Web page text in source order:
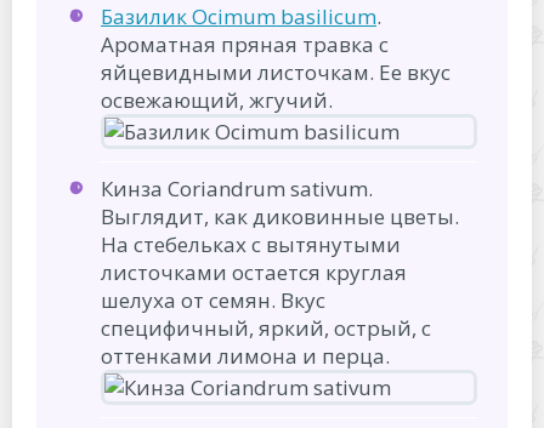
Базилик Ocimum basilicum.
Ароматная пряная травка с
яйцевидными листочкам. Ее вкус
освежающий, жгучий.
Кинза Coriandrum sativum.
Выглядит, как диковинные цветы.
На стебельках с вытянутыми
листочками остается круглая
шелуха от семян. Вкус
специфичный, яркий, острый, с
оттенками лимона и перца.